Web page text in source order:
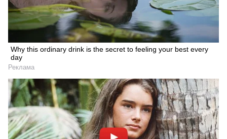
Why this ordinary drink is the secret to feeling your best every
day
Реклама